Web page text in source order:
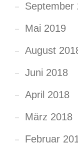
September
Mai 2019
August
Juni 2018
April 2018
März 2018
Februar